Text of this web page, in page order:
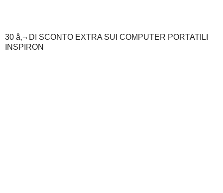
30 â‚¬ DI SCONTO EXTRA SUI COMPUTER PORTATILI
INSPIRON